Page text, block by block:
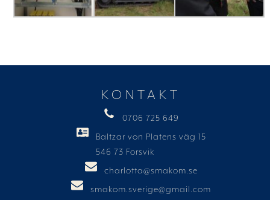
KONTAKT
0706 725 649
Baltzar von Platens väg 15
546 73 Forsvik
charlotta@smakom.se
smakom.sverige@gmail.com